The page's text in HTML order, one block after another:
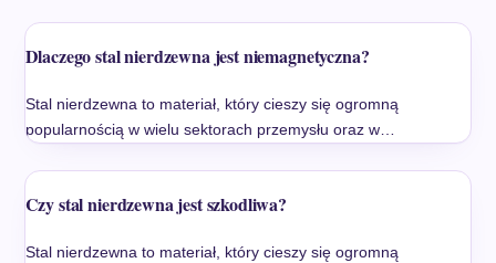
Dlaczego stal nierdzewna jest niemagnetyczna?
Stal nierdzewna to materiał, który cieszy się ogromną
popularnością w wielu sektorach przemysłu oraz w…
Czy stal nierdzewna jest szkodliwa?
Stal nierdzewna to materiał, który cieszy się ogromną